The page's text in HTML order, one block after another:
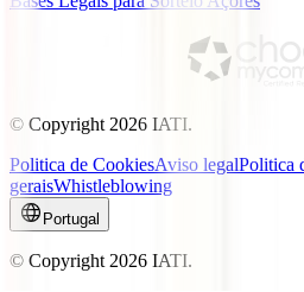
© Copyright 2026 IATI.
Politica de CookiesAviso legalPolitica
geraisWhistleblowing
Portugal
© Copyright 2026 IATI.